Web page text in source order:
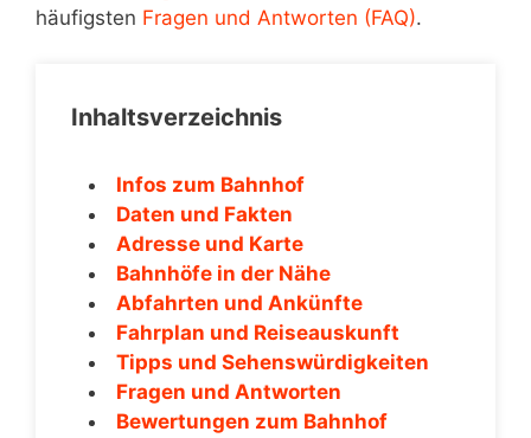
häufigsten Fragen und Antworten (FAQ).
Inhaltsverzeichnis
Infos zum Bahnhof
Daten und Fakten
Adresse und Karte
Bahnhöfe in der Nähe
Abfahrten und Ankünfte
Fahrplan und Reiseauskunft
Tipps und Sehenswürdigkeiten
Fragen und Antworten
Bewertungen zum Bahnhof